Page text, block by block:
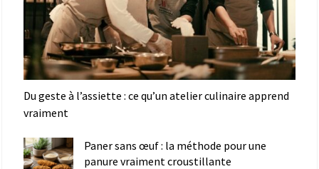
Du geste à l’assiette : ce qu’un atelier culinaire apprend
vraiment
Paner sans œuf : la méthode pour une
panure vraiment croustillante